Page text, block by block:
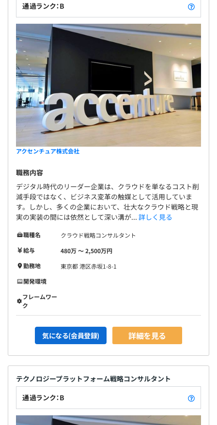
通過ランク：B
アクセンチュア株式会社
職務内容
デジタル時代のリーダー企業は、クラウドを単なるコスト削
減手段ではなく、ビジネス変革の触媒として活用していま
す。しかし、多くの企業において、壮大なクラウド戦略と現
実の実装の間には依然として深い溝が... 詳しく見る
職種名
クラウド戦略コンサルタント
給与
480万 〜 2,500万円
勤務地
東京都 港区赤坂1-8-1
開発環境
フレームワー
ク
気になる(会員登録) 詳細を見る
テクノロジープラットフォーム戦略コンサルタント
通過ランク：B